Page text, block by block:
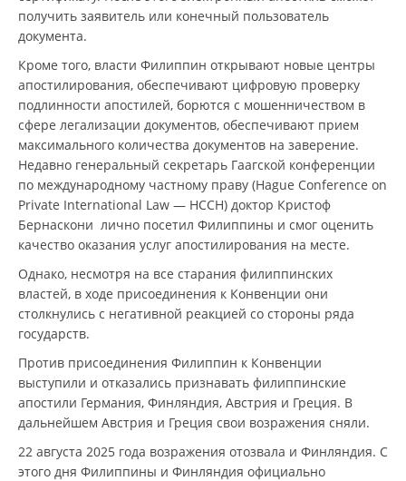
получить заявитель или конечный пользователь
документа.
Кроме того, власти Филиппин открывают новые центры
апостилирования, обеспечивают цифровую проверку
подлинности апостилей, борются с мошенничеством в
сфере легализации документов, обеспечивают прием
максимального количества документов на заверение.
Недавно генеральный секретарь Гаагской конференции
по международному частному праву (Hague Conference on
Private International Law — HCCH) доктор Кристоф
Бернаскони лично посетил Филиппины и смог оценить
качество оказания услуг апостилирования на месте.
Однако, несмотря на все старания филиппинских
властей, в ходе присоединения к Конвенции они
столкнулись с негативной реакцией со стороны ряда
государств.
Против присоединения Филиппин к Конвенции
выступили и отказались признавать филиппинские
апостили Германия, Финляндия, Австрия и Греция. В
дальнейшем Австрия и Греция свои возражения сняли.
22 августа 2025 года возражения отозвала и Финляндия. С
этого дня Филиппины и Финляндия официально